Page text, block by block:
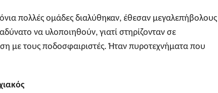
πολλές ομάδες διαλύθηκαν, έθεσαν μεγαλεπήβολους
να υλοποιηθούν, γιατί στηρίζονταν σε
με τους ποδοσφαιριστές. Ήταν πυροτεχνήματα που